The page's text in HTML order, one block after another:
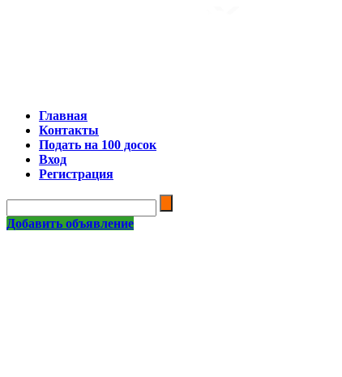
Главная
Контакты
Подать на 100 досок
Вход
Регистрация
Добавить объявление